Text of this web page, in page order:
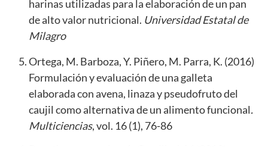
harinas utilizadas para la elaboración de un pan
de alto valor nutricional. Universidad Estatal de
Milagro
Ortega, M. Barboza, Y. Piñero, M. Parra, K. (2016)
Formulación y evaluación de una galleta
elaborada con avena, linaza y pseudofruto del
caujil como alternativa de un alimento funcional.
Multiciencias, vol. 16 (1), 76-86